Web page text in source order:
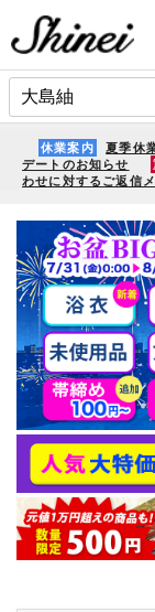
休業案内 夏季休
デートのお知らせ
わせに対するご返信